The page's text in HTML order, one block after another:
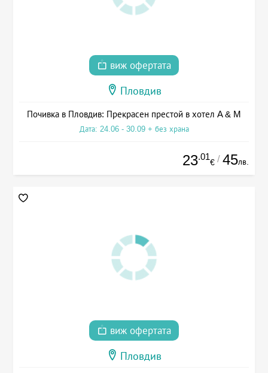
виж офертата
Пловдив
Почивка в Пловдив: Прекрасен престой в хотел A & M
Дата: 24.06 - 30.09 + без храна
23.01
€ / 45лв.
виж офертата
Пловдив